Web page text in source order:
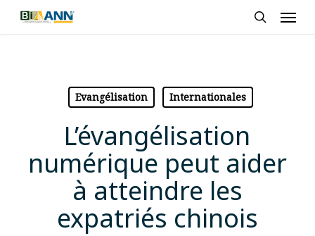
Skip
Evangélisation Internationales
L’évangélisation
numérique peut aider
à atteindre les
expatriés chinois